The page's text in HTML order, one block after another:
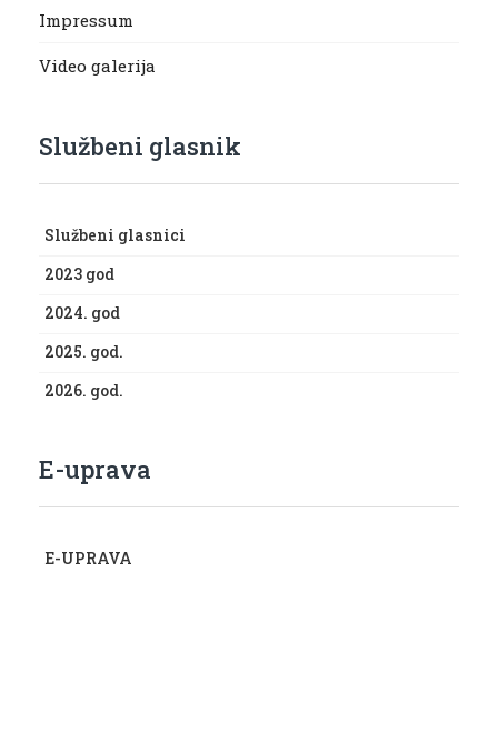
Impressum
Video galerija
Službeni glasnik
Službeni glasnici
2023 god
2024. god
2025. god.
2026. god.
E-uprava
E-UPRAVA